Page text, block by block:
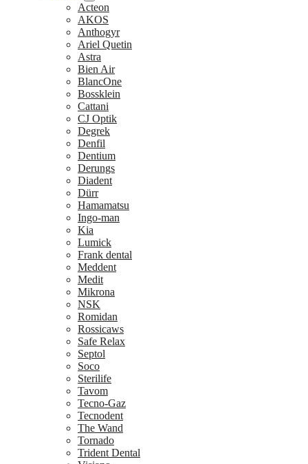
Acteon
AKOS
Anthogyr
Ariel Quetin
Astra
Bien Air
BlancOne
Bossklein
Cattani
CJ Optik
Degrek
Denfil
Dentium
Derungs
Diadent
Dürr
Hamamatsu
Ingo-man
Kia
Lumick
Frank dental
Meddent
Medit
Mikrona
NSK
Romidan
Rossicaws
Safe Relax
Septol
Soco
Sterilife
Tavom
Tecno-Gaz
Tecnodent
The Wand
Tornado
Trident Dental